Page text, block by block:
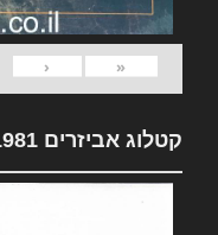
«
‹
קטלוג אביזרים 1981 Jeep